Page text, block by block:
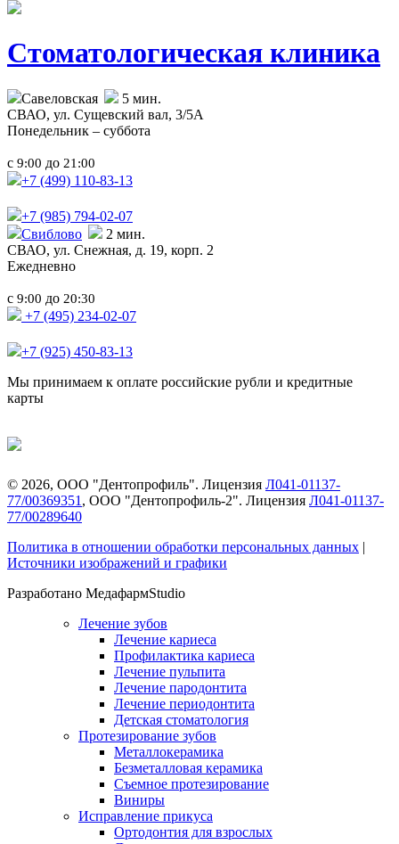
Стоматологическая клиника
Савеловская
5 мин.
СВАО, ул. Сущевский вал, 3/5А
Понедельник – суббота
с 9:00 до 21:00
+7 (499) 110-83-13
+7 (985) 794-02-07
Свиблово
2 мин.
СВАО, ул. Снежная, д. 19, корп. 2
Ежедневно
с 9:00 до 20:30
+7 (495) 234-02-07
+7 (925) 450-83-13
Мы принимаем к оплате российские рубли и кредитные
карты
© 2026, ООО "Дентопрофиль". Лицензия Л041-01137-
77/00369351 , ООО "Дентопрофиль-2". Лицензия Л041-01137-
77/00289640
Политика в отношении обработки персональных данных |
Источники изображений и графики
Разработано МедафармStudio
Лечение зубов
Лечение кариеса
Профилактика кариеса
Лечение пульпита
Лечение пародонтита
Лечение периодонтита
Детская стоматология
Протезирование зубов
Металлокерамика
Безметалловая керамика
Съемное протезирование
Виниры
Исправление прикуса
Ортодонтия для взрослых